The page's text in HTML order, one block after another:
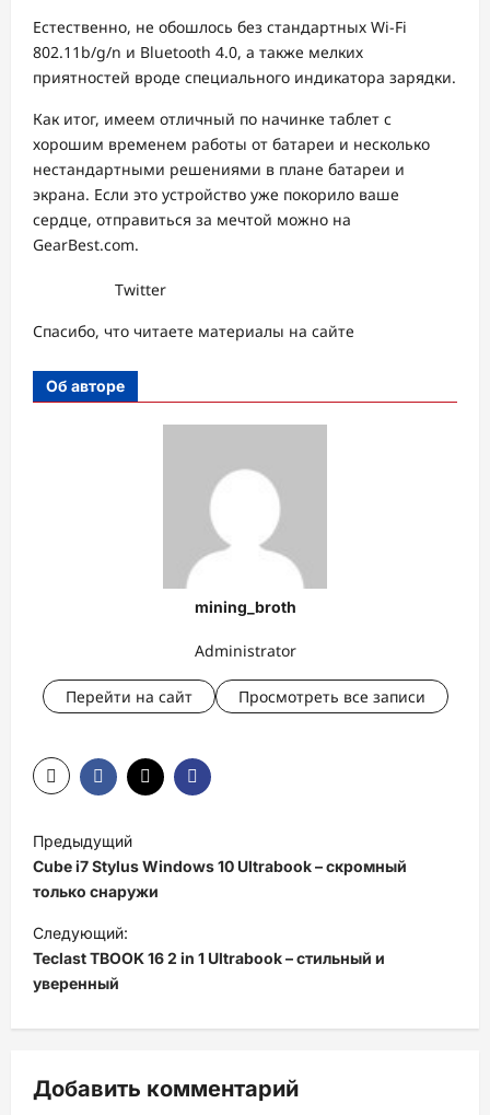
Естественно, не обошлось без стандартных Wi-Fi
802.11b/g/n и Bluetooth 4.0, а также мелких
приятностей вроде специального индикатора зарядки.
Как итог, имеем отличный по начинке таблет с
хорошим временем работы от батареи и несколько
нестандартными решениями в плане батареи и
экрана. Если это устройство уже покорило ваше
сердце, отправиться за мечтой можно на
GearBest.com.
Twitter
Спасибо, что читаете материалы на сайте
Об авторе
mining_broth
Administrator
Перейти на сайт Просмотреть все записи
Н
а
в
и
г
а
ц
я
Предыдущий
Cube i7 Stylus Windows 10 Ultrabook – скромный
только снаружи
Следующий:
Teclast TBOOK 16 2 in 1 Ultrabook – стильный и
уверенный
Добавить комментарий